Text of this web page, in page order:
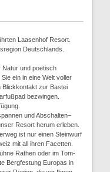
Laasenhof Resort.
Deutschlands.
Natur und poetisch
ein in eine Welt voller
Blickkontakt zur Bastei
bezwingen.
und Abschalten–
Resort herum erleben.
ist nur einen Steinwurf
mit all ihren Facetten.
Rathen oder im Tom-
Bergfestung Europas in